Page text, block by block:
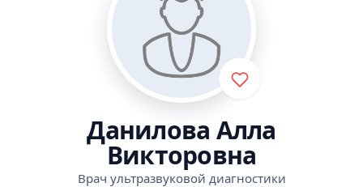
Данилова Алла
Викторовна
Врач ультразвуковой диагностики